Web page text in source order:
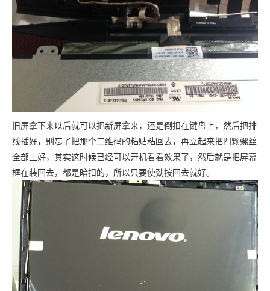
旧屏拿下来以后就可以把新屏拿来，还是倒扣在键盘上，然后把排
线插好，别忘了把那个二维码的粘贴粘回去，再立起来把四颗螺丝
全部上好，其实这时候已经可以开机看看效果了，然后就是把屏幕
框在装回去，都是暗扣的，所以只要使劲按回去就好。